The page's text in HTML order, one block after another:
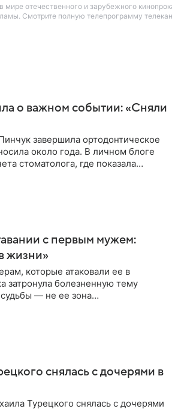
отечественного и зарубежного
Смотрите полную телепрограмму
о важном событии: «Сняли
завершила ортодонтическое
около года. В личном блоге
стоматолога, где показала
с первым мужем:
жизни»
которые атаковали ее в
затронула болезненную тему
— не ее зона
снялась с дочерями в
Турецкого снялась с дочерями